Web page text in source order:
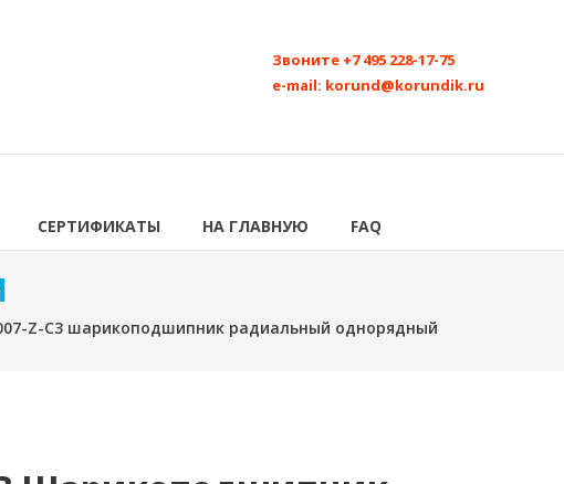
Звоните +7 495 228-17-75
e-mail: korund@korundik.ru
СЕРТИФИКАТЫ НА ГЛАВНУЮ FAQ
Z-C3 шарикоподшипник радиальный однорядный